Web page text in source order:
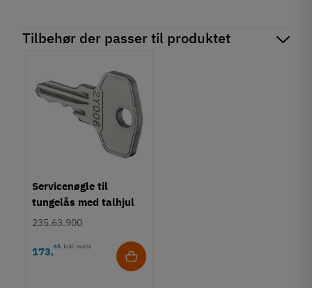
Tilbehør der passer til produktet
Servicenøgle til
tungelås med talhjul
235.63.900
173,65 Inkl. moms